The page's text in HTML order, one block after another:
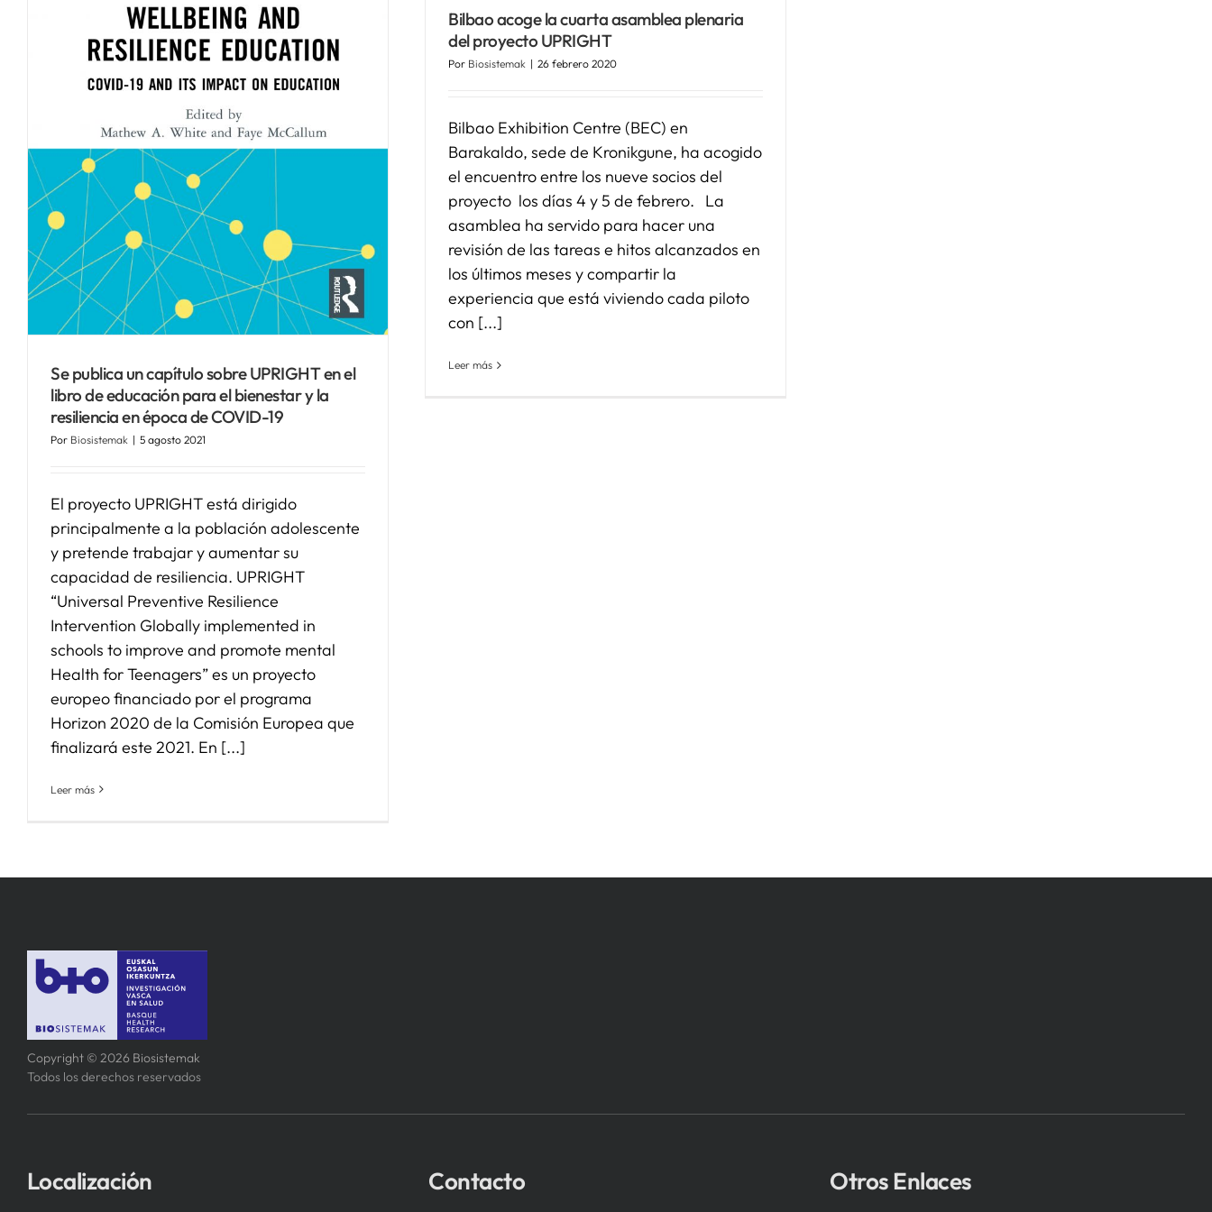
Se publica un capítulo sobre UPRIGHT en el
libro de educación para el bienestar y la
resiliencia en época de COVID-19
Por Biosistemak | 5 agosto 2021
El proyecto UPRIGHT está dirigido
principalmente a la población adolescente
y pretende trabajar y aumentar su
capacidad de resiliencia. UPRIGHT
“Universal Preventive Resilience
Intervention Globally implemented in
schools to improve and promote mental
Health for Teenagers” es un proyecto
europeo financiado por el programa
Horizon 2020 de la Comisión Europea que
finalizará este 2021. En [...]
Leer más
Bilbao acoge la cuarta asamblea plenaria
del proyecto UPRIGHT
Por Biosistemak | 26 febrero 2020
Bilbao Exhibition Centre (BEC) en
Barakaldo, sede de Kronikgune, ha acogido
el encuentro entre los nueve socios del
proyecto los días 4 y 5 de febrero. La
asamblea ha servido para hacer una
revisión de las tareas e hitos alcanzados en
los últimos meses y compartir la
experiencia que está viviendo cada piloto
con [...]
Leer más
Copyright © 2026 Biosistemak
Todos los derechos reservados
Localización Contacto Otros Enlaces